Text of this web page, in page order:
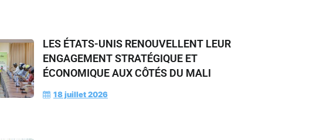
18 juillet 2026
LES ÉTATS-UNIS RENOUVELLENT LEUR
ENGAGEMENT STRATÉGIQUE ET
ÉCONOMIQUE AUX CÔTÉS DU MALI